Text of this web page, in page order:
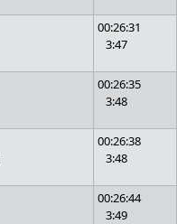
00:26:31
3:47
00:26:35
3:48
00:26:38
3:48
00:26:44
3:49